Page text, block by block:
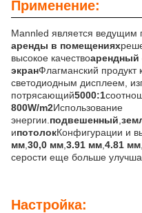
Применение:
Mannled является ведущим
аренды в помещениях
высокое качествоарендный
экранФлагманский продукт
светодиодным дисплеем,
потрясающий5000:1
800W/m2Использование
энергии. подвешенный
ипотолокКонфигурации и
мм 30,0 мм 3.91 мм 4.81 мм
серости еще больше
Настройка: